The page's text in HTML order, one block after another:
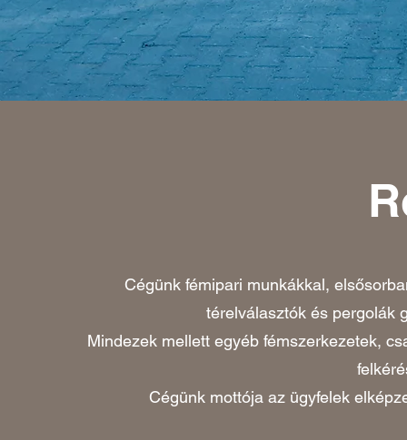
Cégünk fémipari munkákkal,
térelválasztók és pergolák
Mindezek mellett egyéb fémszerkezetek,
Cégünk mottója az ügyfelek